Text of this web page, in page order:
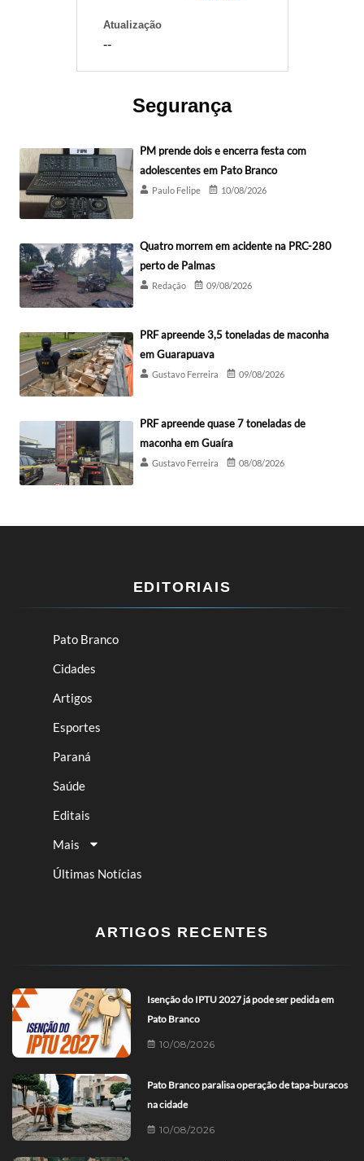
Atualização
--
Segurança
PM prende dois e encerra festa com
adolescentes em Pato Branco
Paulo Felipe 10/08/2026
Quatro morrem em acidente na PRC-280
perto de Palmas
Redação 09/08/2026
PRF apreende 3,5 toneladas de maconha
em Guarapuava
Gustavo Ferreira 09/08/2026
PRF apreende quase 7 toneladas de
maconha em Guaíra
Gustavo Ferreira 08/08/2026
EDITORIAIS
Pato Branco
Cidades
Artigos
Esportes
Paraná
Saúde
Editais
Mais
Últimas Notícias
ARTIGOS RECENTES
Isenção do IPTU 2027 já pode ser pedida em
Pato Branco
10/08/2026
Pato Branco paralisa operação de tapa-buracos
na cidade
10/08/2026